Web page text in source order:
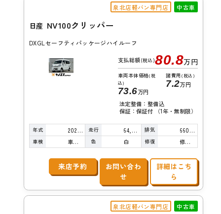
泉北店軽バン専門店 中古車
日産 NV100クリッパー
DXGLセーフティパッケージハイルーフ
支払総額(税込)80.8万円
車両本体価格(税
込)
73.6万円
諸費用 (税込)
7.2万円
法定整備：整備込
保証：保証付 （1年・無制限）
年式 2022年 走行 64,000km 排気 660cc
車検 車検整備付 色 白 修復 修復歴無し
来店予約
お問い合わ
せ
詳細はこち
ら
泉北店軽バン専門店 中古車